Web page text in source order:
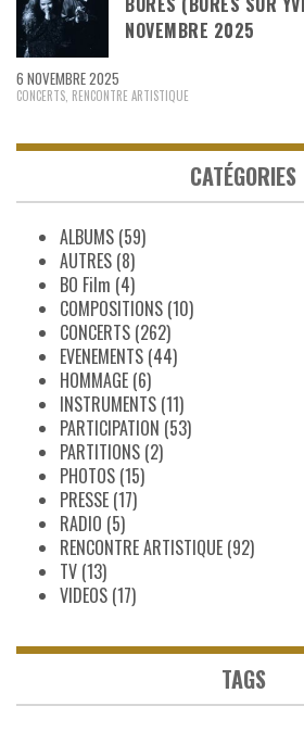
NOVEMBRE 2025
6 NOVEMBRE 2025
CONCERTS RENCONTRE ARTISTIQUE
CATÉGORIES
ALBUMS (59)
AUTRES (8)
BO Film (4)
COMPOSITIONS (10)
CONCERTS (262)
EVENEMENTS (44)
HOMMAGE (6)
INSTRUMENTS (11)
PARTICIPATION (53)
PARTITIONS (2)
PHOTOS (15)
PRESSE (17)
RADIO (5)
RENCONTRE ARTISTIQUE (92)
TV (13)
VIDEOS (17)
TAGS